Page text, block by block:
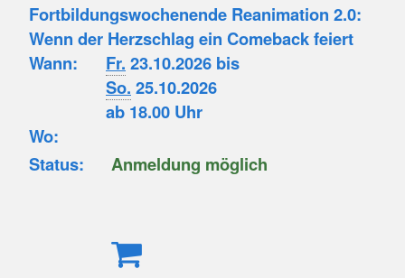
Fortbildungswochenende Reanimation 2.0:
Wenn der Herzschlag ein Comeback feiert
Wann:
Fr. 23.10.2026 bis
So. 25.10.2026
ab 18.00 Uhr
Wo:
Status:
Anmeldung möglich